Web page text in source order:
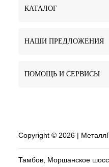
КАТАЛОГ
НАШИ ПРЕДЛОЖЕНИЯ
ПОМОЩЬ И СЕРВИСЫ
Copyright © 2026 |
Тамбов, Моршанское